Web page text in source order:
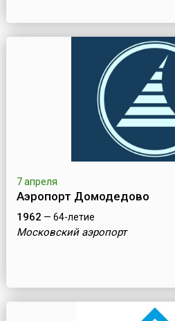
7 апреля
Аэропорт Домодедово
1962 — 64-летие
Московский аэропорт